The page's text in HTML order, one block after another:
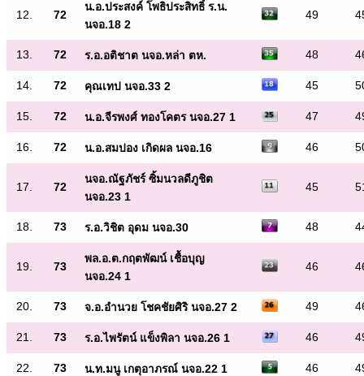
12. 72
น.อ.ประสงค์ โพธิประสิทธิ์ ร.น.
นจอ.18 2
49
13. 72 ร.อ.อติชาต นจอ.หล่า ตห. 48
14. 72 คุณเทป นจอ.33 2 45
15. 72 น.อ.จีรพงศ์ ทองโคตร นจอ.27 1 47
16. 72 น.อ.สมปอง เกิดผล นจอ.16 46
17. 72
นจอ.ณัฐภัชร์ ซิ้มนวลดีภูชิต
นจอ.23 1
45
18. 73 ร.อ.วิชิต อุดม นจอ.30 48
19. 73
พล.อ.ต.กฤตพัฒน์ เชื้อบุญ
นจอ.24 1
46
20. 73 จ.อ.อำนวย โชคชัยศิริ นจอ.27 2 49
21. 73 ร.อ.ไพรัตน์ แข็งพิลา นจอ.26 1 46
22. 73 น.ท.มนู เกตุอาภรณ์ นจอ.22 1 46